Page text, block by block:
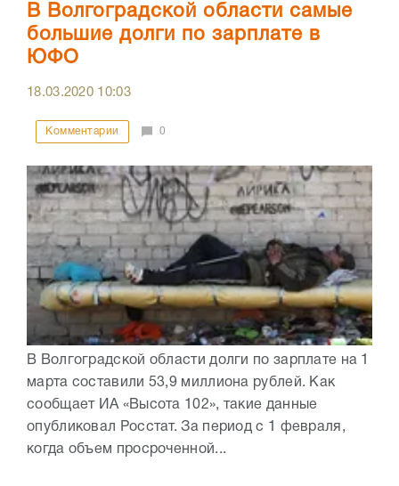
В Волгоградской области самые
большие долги по зарплате в
ЮФО
18.03.2020 10:03
Комментарии 0
В Волгоградской области долги по зарплате на 1
марта составили 53,9 миллиона рублей. Как
сообщает ИА «Высота 102», такие данные
опубликовал Росстат. За период с 1 февраля,
когда объем просроченной...